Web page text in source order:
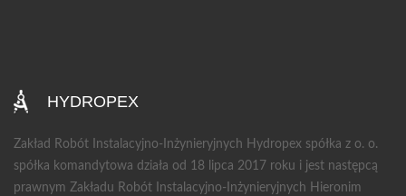
HYDROPEX
Zakład Robót Instalacyjno-Inżynieryjnych Hydropex spółka z o. o.
spółka komandytowa działa od 18 lipca 2017 roku i jest następcą
prawnym Zakładu Robót Instalacyjno-Inżynieryjnych Hieronim